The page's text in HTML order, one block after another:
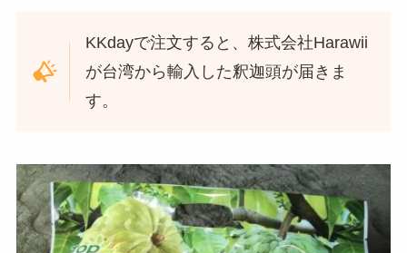
KKdayで注文すると、株式会社Harawii
が台湾から輸入した釈迦頭が届きま
す。